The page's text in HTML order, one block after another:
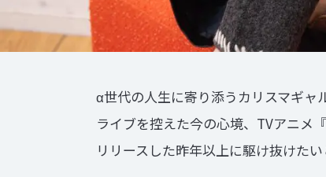
α世代の人生に寄り添うカリスマギ
ライブを控えた今の心境、TVアニメ
リリースした昨年以上に駆け抜けた